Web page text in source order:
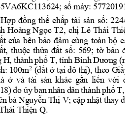
6KC113624; số máy: 57
Hợp đồng thế chấp tài sản số: 224/
Hoàng Ngọc T2, chị Lê Thái Thiện
của bên bảo đảm cùng toàn bộ
thuộc thửa đất số: 569; tờ bản đồ
H, thành phố T, tỉnh Bình Dương
100m2 (đất ở tại đô thị), theo Giấy
ở và tài sản khác gắn liền với
do ủy ban nhân dân thành phố T,
bà Nguyễn Thị V; cập nhật thay
Thiện Q.